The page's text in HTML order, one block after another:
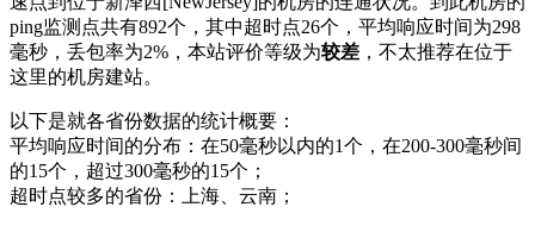
ping监测点共有892个，其中超时点26个，平均响应时间为298
毫秒，丢包率为2%，本站评价等级为较差 ，不太推荐在位于
这里的机房建站。
以下是就各省份数据的统计概要：
平均响应时间的分布：在50毫秒以内的1个，在200-300毫秒间
的15个，超过300毫秒的15个；
超时点较多的省份：上海、云南；